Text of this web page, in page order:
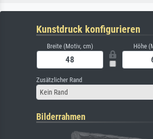
Kunstdruck konfigurieren
Breite (Motiv, cm) Höhe
Zusätzlicher Rand
Kein Rand
Bilderrahmen